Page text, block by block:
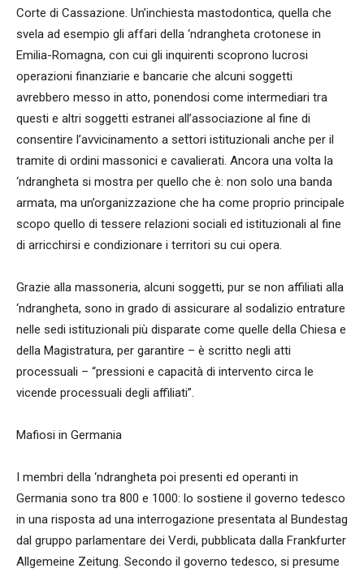
Corte di Cassazione. Un’inchiesta mastodontica, quella che
svela ad esempio gli affari della ‘ndrangheta crotonese in
Emilia-Romagna, con cui gli inquirenti scoprono lucrosi
operazioni finanziarie e bancarie che alcuni soggetti
avrebbero messo in atto, ponendosi come intermediari tra
questi e altri soggetti estranei all’associazione al fine di
consentire l’avvicinamento a settori istituzionali anche per il
tramite di ordini massonici e cavalierati. Ancora una volta la
‘ndrangheta si mostra per quello che è: non solo una banda
armata, ma un’organizzazione che ha come proprio principale
scopo quello di tessere relazioni sociali ed istituzionali al fine
di arricchirsi e condizionare i territori su cui opera.
Grazie alla massoneria, alcuni soggetti, pur se non affiliati alla
‘ndrangheta, sono in grado di assicurare al sodalizio entrature
nelle sedi istituzionali più disparate come quelle della Chiesa e
della Magistratura, per garantire – è scritto negli atti
processuali – “pressioni e capacità di intervento circa le
vicende processuali degli affiliati”.
Mafiosi in Germania
I membri della ‘ndrangheta poi presenti ed operanti in
Germania sono tra 800 e 1000: lo sostiene il governo tedesco
in una risposta ad una interrogazione presentata al Bundestag
dal gruppo parlamentare dei Verdi, pubblicata dalla Frankfurter
Allgemeine Zeitung. Secondo il governo tedesco, si presume